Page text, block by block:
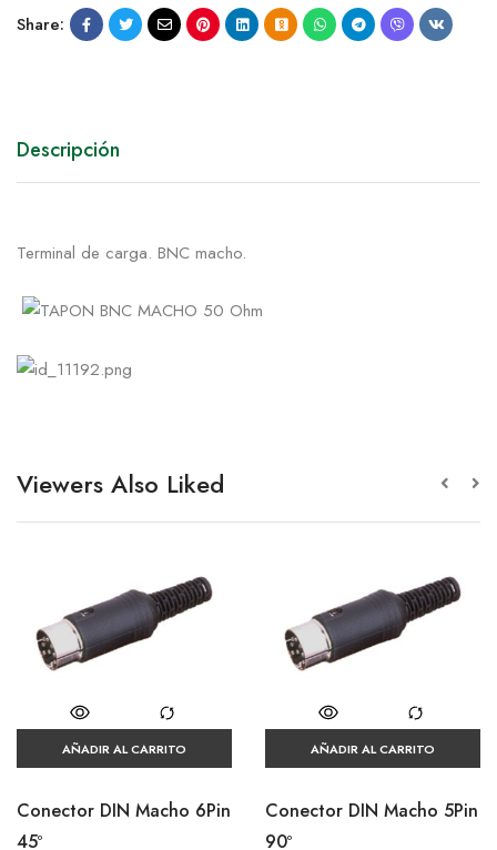
Share:
Descripción
Terminal de carga. BNC macho.
Viewers Also Liked
AÑADIR AL CARRITO
Conector DIN Macho 6Pin
45º
AÑADIR AL CARRITO
Conector DIN Macho 5Pin
90º